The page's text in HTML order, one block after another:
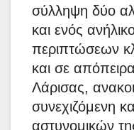
σύλληψη δύο
και ενός
περιπτώσεων
και σε
Λάρισας,
συνεχιζόμενη
αστυνομικών